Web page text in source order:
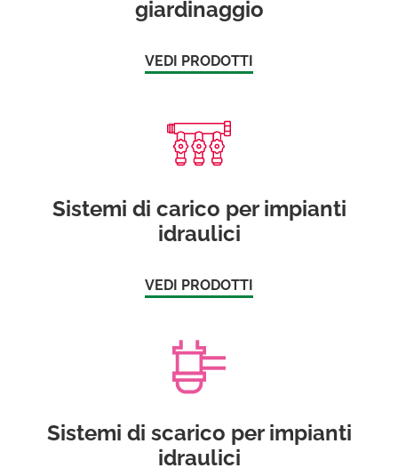
giardinaggio
VEDI PRODOTTI
Sistemi di carico per impianti
idraulici
VEDI PRODOTTI
Sistemi di scarico per impianti
idraulici